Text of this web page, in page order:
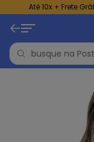
Até 10x + Frete